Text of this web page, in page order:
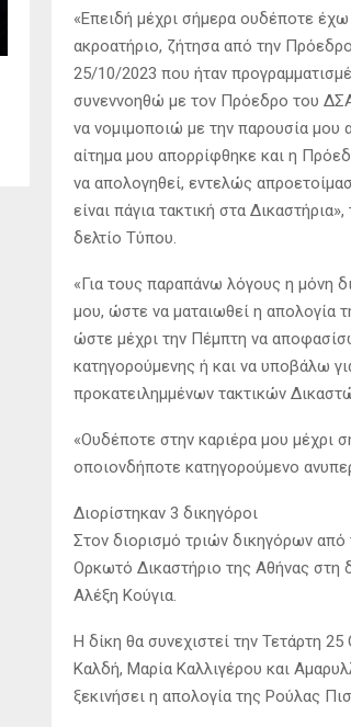
«Επειδή μέχρι σήμερα ουδέποτε
ακροατήριο, ζήτησα από την
25/10/2023 που ήταν
συνεννοηθώ με τον Πρόεδρο του
να νομιμοποιώ με την παρουσία μου
αίτημα μου απορρίφθηκε και η
να απολογηθεί, εντελώς
είναι πάγια τακτική στα
δελτίο Τύπου.
«Για τους παραπάνω λόγους η μόνη
μου, ώστε να ματαιωθεί η απολογία
ώστε μέχρι την Πέμπτη να
κατηγορούμενης ή και να υποβάλω
προκατειλημμένων τακτικών
«Ουδέποτε στην καριέρα μου μέχρι
οποιονδήποτε κατηγορούμενο
Διορίστηκαν 3 δικηγόροι
Στον διορισμό τριών δικηγόρων
Ορκωτό Δικαστήριο της Αθήνας στη
Αλέξη Κούγια.
Η δίκη θα συνεχιστεί την Τετάρτη
Καλδή, Μαρία Καλλιγέρου και
ξεκινήσει η απολογία της Ρούλας